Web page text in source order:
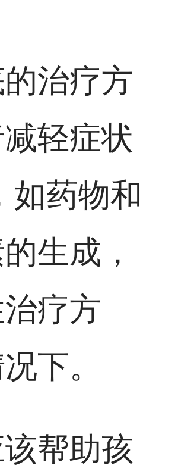
治疗方
轻症状
如药物和
生成，
疗方
下。
帮助孩